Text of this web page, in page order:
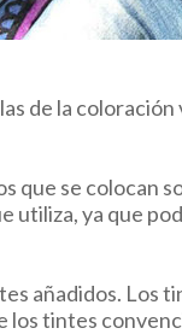
de la
se colocan
utiliza, ya que
añadidos.
los tintes